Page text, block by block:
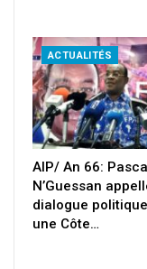
ACTUALITÉS
AIP/ An 66:
N’Guessan
dialogue
une Côte…